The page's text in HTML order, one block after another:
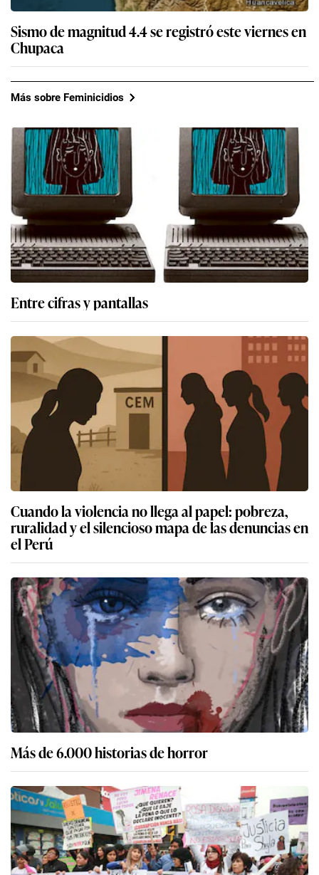
Sismo de magnitud 4.4 se registró este viernes en
Chupaca
Más sobre Feminicidios
Entre cifras y pantallas
Cuando la violencia no llega al papel: pobreza,
ruralidad y el silencioso mapa de las denuncias en
el Perú
Más de 6.000 historias de horror